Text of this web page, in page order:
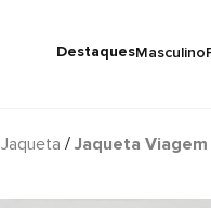
DestaquesMasculino
Jaqueta Jaqueta